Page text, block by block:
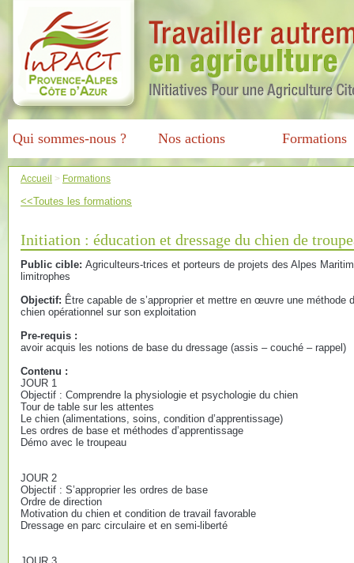
Qui sommes-nous ? Nos actions Formations
Accueil > Formations
<<Toutes les formations
Initiation : éducation et dressage du chien de
Public cible: Agriculteurs-trices et porteurs de projets des Alpes
limitrophes
Objectif: Être capable de s’approprier et mettre en œuvre une méthode
chien opérationnel sur son exploitation
Pre-requis :
avoir acquis les notions de base du dressage (assis – couché – rappel)
Contenu :
JOUR 1
Objectif : Comprendre la physiologie et psychologie du chien
Tour de table sur les attentes
Le chien (alimentations, soins, condition d’apprentissage)
Les ordres de base et méthodes d’apprentissage
Démo avec le troupeau
JOUR 2
Objectif : S’approprier les ordres de base
Ordre de direction
Motivation du chien et condition de travail favorable
Dressage en parc circulaire et en semi-liberté